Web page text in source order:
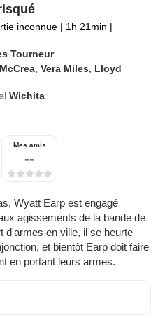
inconnue | 1h 21min |
Tourneur
,Vera Miles, Lloyd
Wichita
Mes amis
--
Wyatt Earp est engagé
agissements de la bande de
d'armes en ville, il se heurte
et bientôt Earp doit faire
en portant leurs armes.